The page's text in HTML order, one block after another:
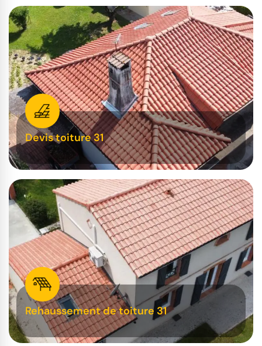
Devis toiture 31
Rehaussement de toiture 31